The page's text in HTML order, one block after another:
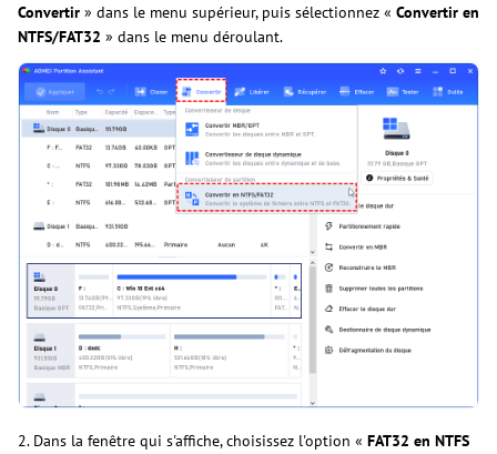
Convertir » dans le menu supérieur, puis sélectionnez « Convertir en
NTFS/FAT32 » dans le menu déroulant.
2. Dans la fenêtre qui s'affiche, choisissez l'option « FAT32 en NTFS